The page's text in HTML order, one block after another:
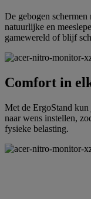
De gebogen
natuurlijke en
gamewereld of blijf
Comfort in
Met de ErgoStand kun
naar wens instellen,
fysieke belasting.